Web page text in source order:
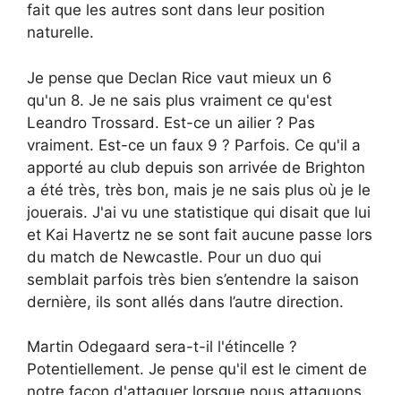
fait que les autres sont dans leur position
naturelle.
Je pense que Declan Rice vaut mieux un 6
qu'un 8. Je ne sais plus vraiment ce qu'est
Leandro Trossard. Est-ce un ailier ? Pas
vraiment. Est-ce un faux 9 ? Parfois. Ce qu'il a
apporté au club depuis son arrivée de Brighton
a été très, très bon, mais je ne sais plus où je le
jouerais. J'ai vu une statistique qui disait que lui
et Kai Havertz ne se sont fait aucune passe lors
du match de Newcastle. Pour un duo qui
semblait parfois très bien s’entendre la saison
dernière, ils sont allés dans l’autre direction.
Martin Odegaard sera-t-il l'étincelle ?
Potentiellement. Je pense qu'il est le ciment de